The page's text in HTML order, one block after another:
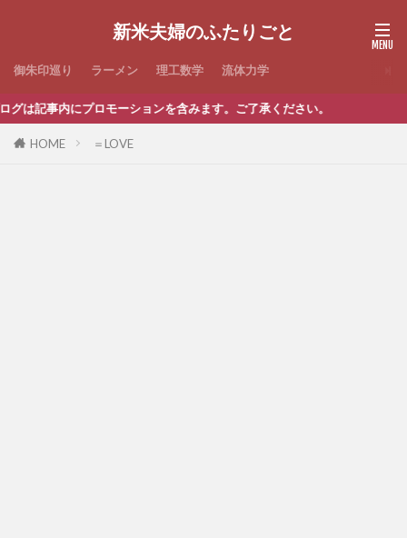
新米夫婦のふたりごと
御朱印巡り ラーメン 理工数学 流体力学
記事内にプロモーションを含みます。ご了承ください。
HOME ＝LOVE